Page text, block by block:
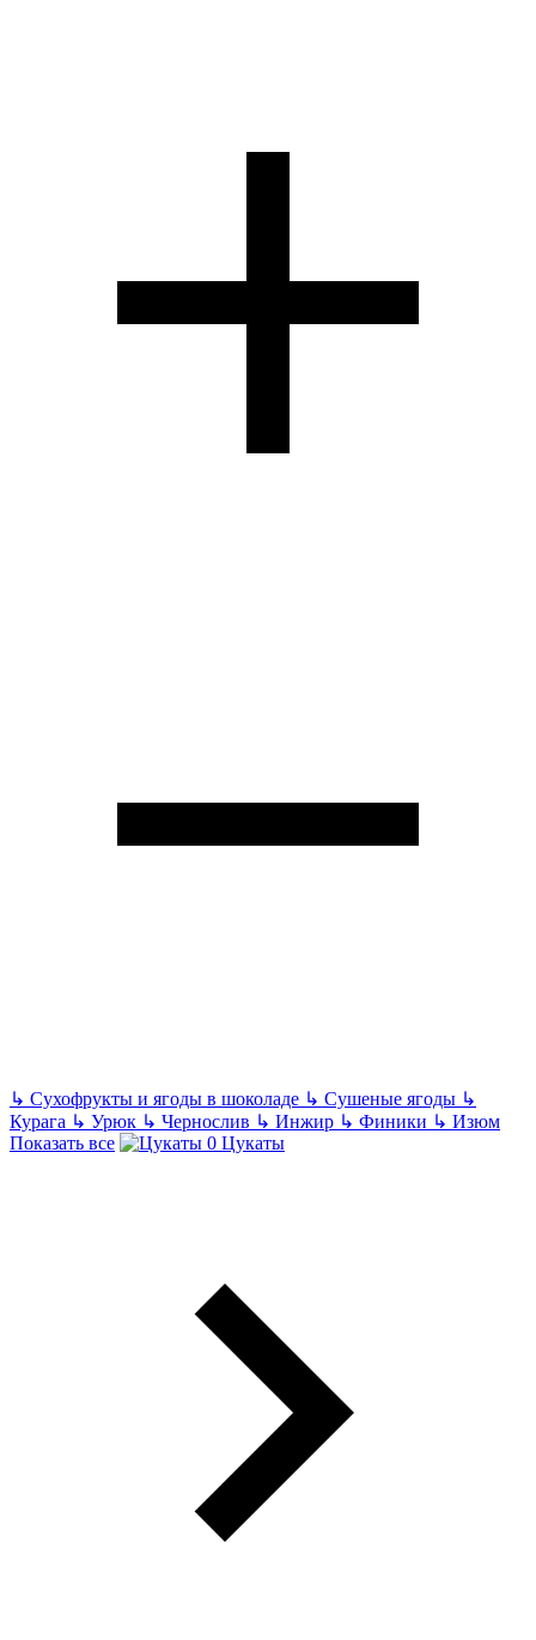
↳ Сухофрукты и ягоды в шоколаде ↳ Сушеные ягоды ↳
Курага ↳ Урюк ↳ Чернослив ↳ Инжир ↳ Финики ↳ Изюм
Показать все
Цукаты